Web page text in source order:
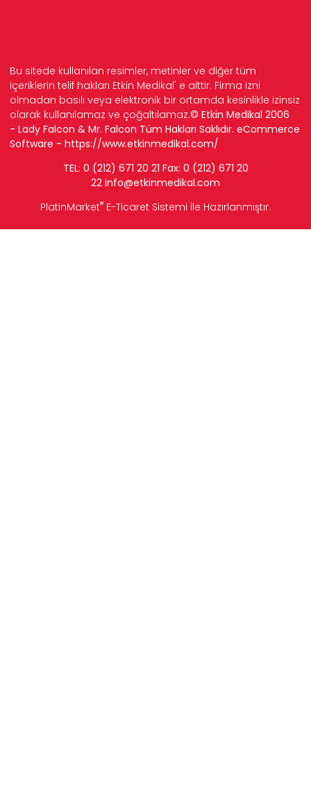
Bu sitede kullanılan resimler, metinler ve diğer tüm
içeriklerin telif hakları Etkin Medikal' e aittir. Firma izni
olmadan basılı veya elektronik bir ortamda kesinlikle izinsiz
olarak kullanılamaz ve çoğaltılamaz.© Etkin Medikal 2006
- Lady Falcon & Mr. Falcon Tüm Hakları Saklıdır. eCommerce
Software - https://www.etkinmedikal.com/
TEL: 0 (212) 671 20 21 Fax: 0 (212) 671 20
22 info@etkinmedikal.com
PlatinMarket® E-Ticaret Sistemi İle Hazırlanmıştır.